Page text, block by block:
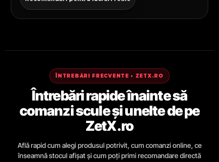
ÎNTREBĂRI FRECVENTE • ZETX.RO
Întrebări rapide înainte să
comanzi scule și unelte de pe
ZetX.ro
Află rapid cum alegi produsul potrivit, cum comanzi online, ce
înseamnă stocul afișat și cum poți primi recomandare directă